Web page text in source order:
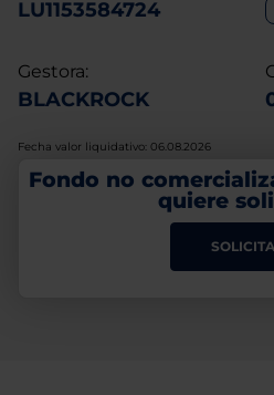
LU1153584724
Gestora:
BLACKROCK
Fecha valor liquidativo: 06.08.2026
Fondo no
quiere